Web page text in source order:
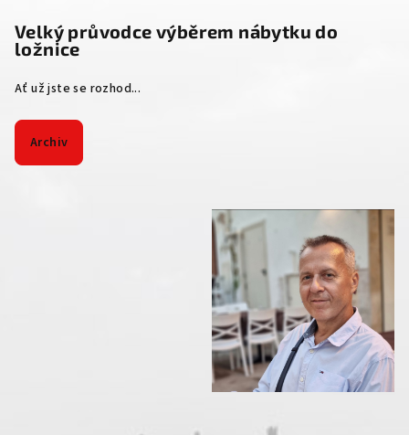
Velký průvodce výběrem nábytku do
ložnice
Ať už jste se rozhod...
Archiv